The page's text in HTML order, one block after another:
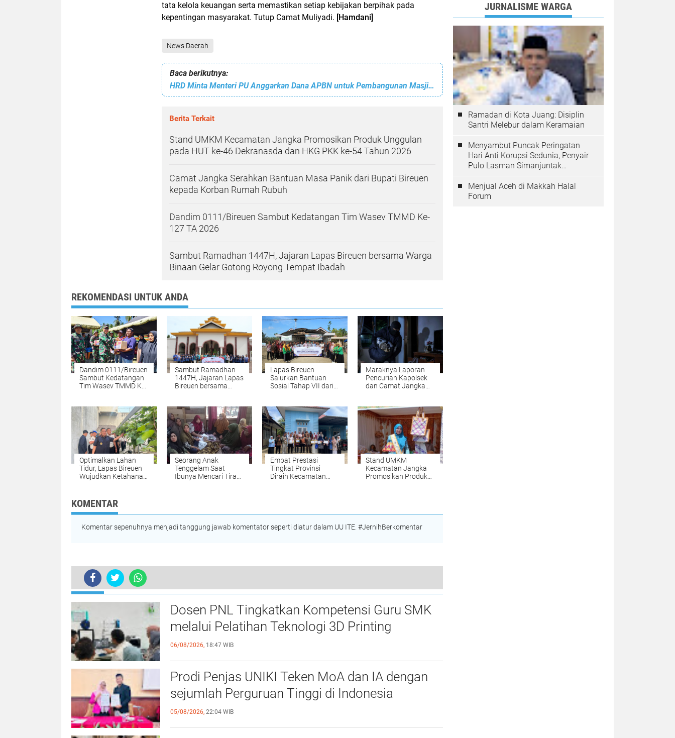
tata kelola keuangan serta memastikan setiap kebijakan berpihak pada
kepentingan masyarakat. Tutup Camat Muliyadi. [Hamdani]
News Daerah
Baca berikutnya:
HRD Minta Menteri PU Anggarkan Dana APBN untuk Pembangunan Masjid Agung Bireuen
Berita Terkait
Stand UMKM Kecamatan Jangka Promosikan Produk Unggulan
pada HUT ke-46 Dekranasda dan HKG PKK ke-54 Tahun 2026
Camat Jangka Serahkan Bantuan Masa Panik dari Bupati Bireuen
kepada Korban Rumah Rubuh
Dandim 0111/Bireuen Sambut Kedatangan Tim Wasev TMMD Ke-
127 TA 2026
Sambut Ramadhan 1447H, Jajaran Lapas Bireuen bersama Warga
Binaan Gelar Gotong Royong Tempat Ibadah
REKOMENDASI UNTUK ANDA
Dandim 0111/Bireuen
Sambut Kedatangan
Tim Wasev TMMD Ke-
Sambut Ramadhan
1447H, Jajaran Lapas
Bireuen bersama
Tempat Ibadah
Lapas Bireuen
Salurkan Bantuan
Sosial Tahap VII dari
Banjir Desa Blang
Panjoe
Maraknya Laporan
Pencurian Kapolsek
dan Camat Jangka
Kewaspadaan
Optimalkan Lahan
Tidur, Lapas Bireuen
Wujudkan Ketahanan
Mandiri
Seorang Anak
Tenggelam Saat
Ibunya Mencari Tiram
Empat Prestasi
Tingkat Provinsi
Diraih Kecamatan
Berprestasi
Stand UMKM
Kecamatan Jangka
Promosikan Produk
KOMENTAR
Komentar sepenuhnya menjadi tanggung jawab komentator seperti diatur dalam UU ITE. #JernihBerkomentar
Tuha Peut Gampong Meulinteng Resmi Dilantik, Camat Jangka Tekankan Kekompakan dengan Keuchik
TERKINI
Dosen PNL Tingkatkan Kompetensi Guru SMK
melalui Pelatihan Teknologi 3D Printing
06/08/2026, 18:47 WIB
Prodi Penjas UNIKI Teken MoA dan IA dengan
sejumlah Perguruan Tinggi di Indonesia
05/08/2026, 22:04 WIB
JURNALISME WARGA
Ramadan di Kota Juang: Disiplin
Santri Melebur dalam Keramaian
Menyambut Puncak Peringatan
Hari Anti Korupsi Sedunia, Penyair
Pulo Lasman Simanjuntak
Korupsi di Indonesia
Menjual Aceh di Makkah Halal
Forum